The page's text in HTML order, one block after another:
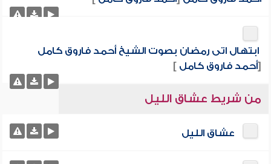
ابتهال اتى رمضان بصوت الشيخ أحمد فاروق كامل
[أحمد فاروق كامل]
من شريط عشاق الليل
عشاق الليل